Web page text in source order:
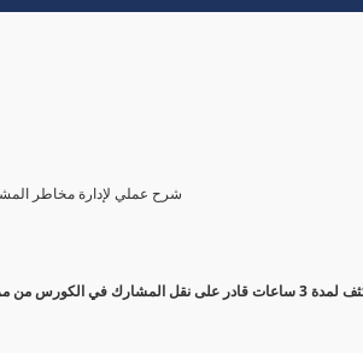
شرح عملي لإدارة مخاطر
كورس مٌكثف لمدة 3 ساعات قادر على نقل المشارك في